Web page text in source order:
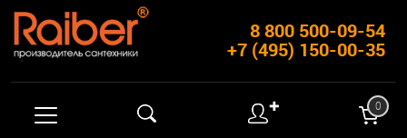
8 800 500-09-54
+7 (495) 150-00-35
✚ 0